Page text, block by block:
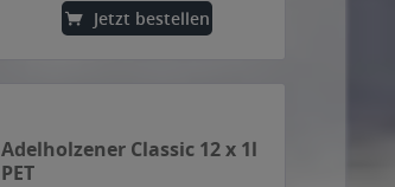
Jetzt bestellen
Adelholzener Classic 12 x 1l
PET